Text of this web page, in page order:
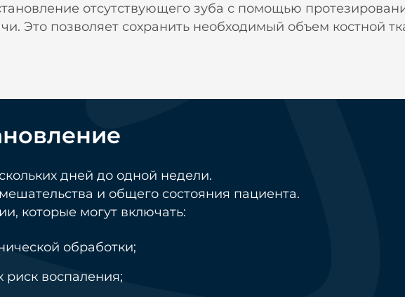
отсутствующего зуба с помощью
Это позволяет сохранить необходимый объем костной
дней до одной недели.
и общего состояния пациента.
которые могут включать:
обработки;
воспаления;